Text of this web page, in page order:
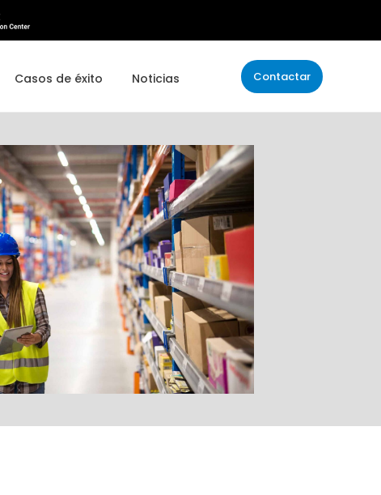
Casos de éxito Noticias Contactar